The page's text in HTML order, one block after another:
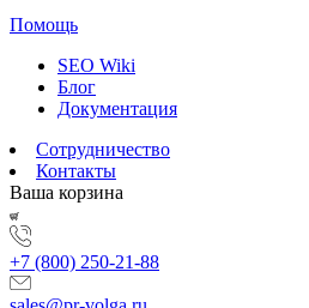
Помощь
SEO Wiki
Блог
Документация
Сотрудничество
Контакты
Ваша корзина
+7 (800) 250-21-88